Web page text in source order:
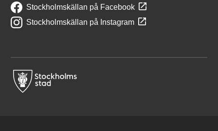
Stockholmskällan på Facebook
Stockholmskällan på Instagram